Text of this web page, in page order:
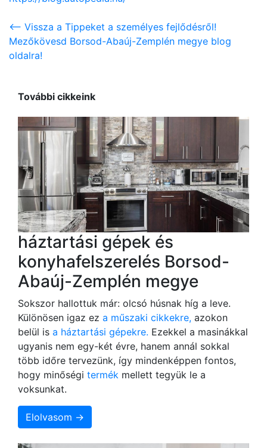
<-- Vissza a Tippeket a személyes fejlődésről!
Mezőkövesd Borsod-Abaúj-Zemplén megye blog
oldalra!
További cikkeink
háztartási gépek és
konyhafelszerelés Borsod-
Abaúj-Zemplén megye
Sokszor hallottuk már: olcsó húsnak híg a leve.
Különösen igaz ez a műszaki cikkekre, azokon
belül is a háztartási gépekre. Ezekkel a masinákkal
ugyanis nem egy-két évre, hanem annál sokkal
több időre tervezünk, így mindenképpen fontos,
hogy minőségi termék mellett tegyük le a
voksunkat.
Elolvasom →